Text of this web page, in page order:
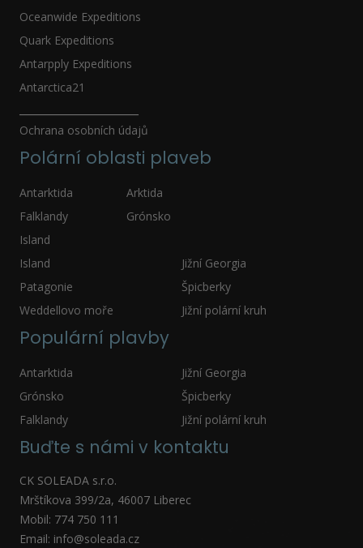
Oceanwide Expeditions
Quark Expeditions
Antarpply Expeditions
Antarctica21
Ochrana osobních údajů
Polární oblasti plaveb
Antarktida
Arktida
Falklandy
Grónsko
Island
Island
Jižní Georgia
Patagonie
Špicberky
Weddellovo moře
Jižní polární kruh
Populární plavby
Antarktida
Jižní Georgia
Grónsko
Špicberky
Falklandy
Jižní polární kruh
Buďte s námi v kontaktu
CK SOLEADA s.r.o.
Mrštíkova 399/2a, 46007 Liberec
Mobil: 774 750 111
Email: info@soleada.cz